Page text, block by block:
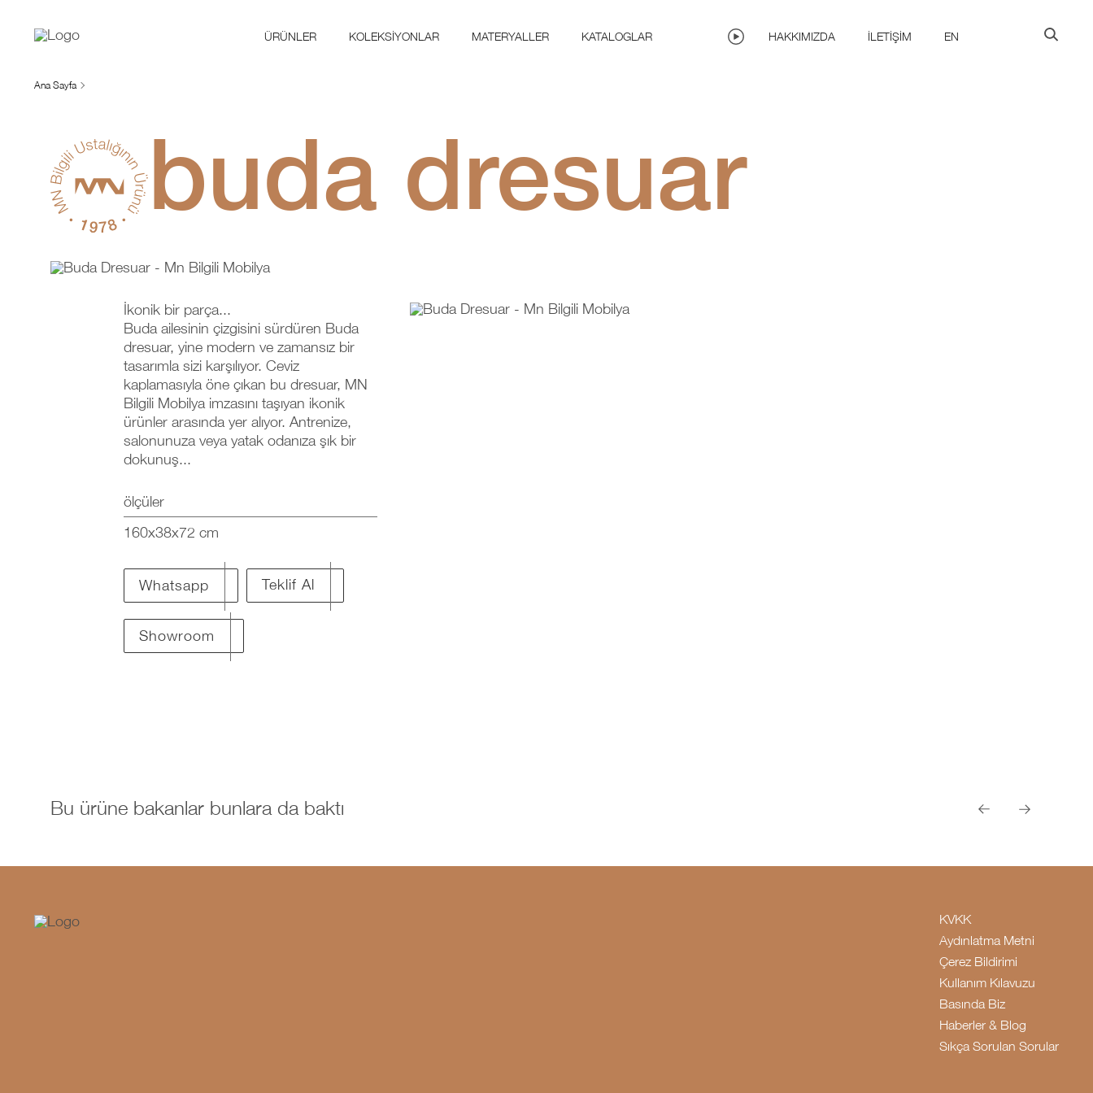
ÜRÜNLER KOLEKSIYONLAR MATERYALLER KATALOGLAR HAKKIMIZDA İLETIŞIM EN
Ana Sayfa
buda dresuar
İkonik bir parça...
Buda ailesinin çizgisini sürdüren Buda
dresuar, yine modern ve zamansız bir
tasarımla sizi karşılıyor. Ceviz
kaplamasıyla öne çıkan bu dresuar, MN
Bilgili Mobilya imzasını taşıyan ikonik
ürünler arasında yer alıyor. Antrenize,
salonunuza veya yatak odanıza şık bir
dokunuş...
ölçüler
160x38x72 cm
Whatsapp Teklif Al
Showroom
Bu ürüne bakanlar bunlara da baktı
KVKK
Aydınlatma Metni
Çerez Bildirimi
Kullanım Kılavuzu
Basında Biz
Haberler & Blog
Sıkça Sorulan Sorular